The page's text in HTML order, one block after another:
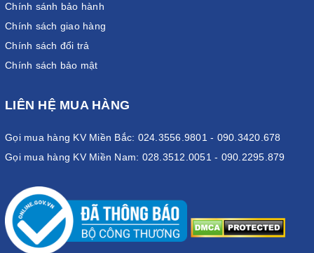
Chính sánh bảo hành
Chính sách giao hàng
Chính sách đổi trả
Chính sách bảo mật
LIÊN HỆ MUA HÀNG
Gọi mua hàng KV Miền Bắc: 024.3556.9801 - 090.3420.678
Gọi mua hàng KV Miền Nam: 028.3512.0051 - 090.2295.879